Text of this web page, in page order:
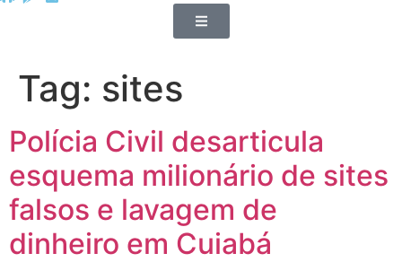
Tag: sites
Polícia Civil desarticula
esquema milionário de sites
falsos e lavagem de
dinheiro em Cuiabá